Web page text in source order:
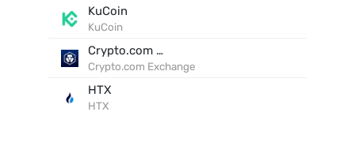
KuCoin
KuCoin
Crypto.com Exchange
Crypto.com Exchange
HTX
HTX